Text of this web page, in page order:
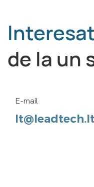
de la un
E-mail